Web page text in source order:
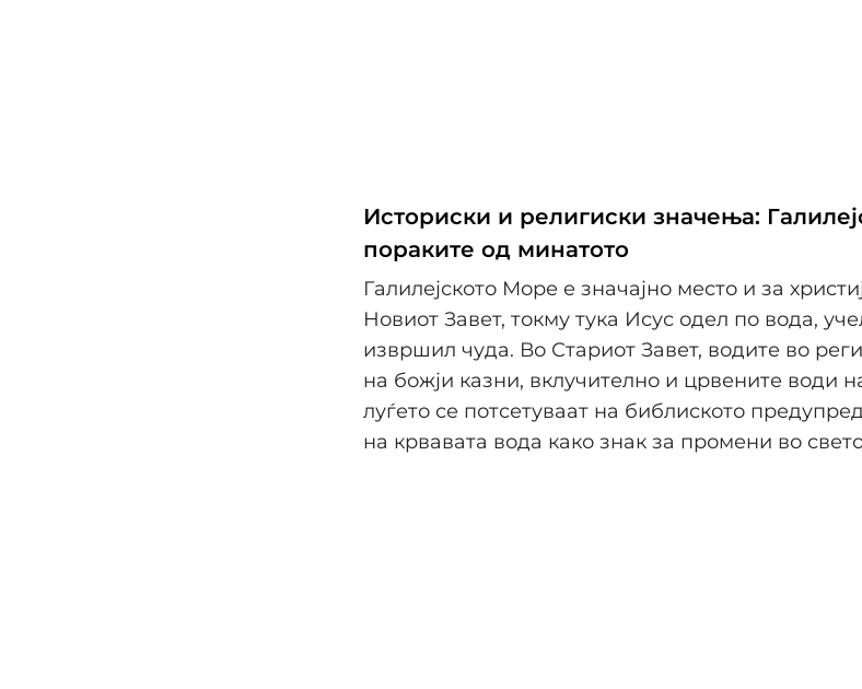
Историски и религиски значења:
пораките од минатото
Галилејското Море е значајно место и за
Новиот Завет, токму тука Исус одел по вода,
извршил чуда. Во Стариот Завет, водите во
на божји казни, вклучително и црвените води
луѓето се потсетуваат на библиското
на крвавата вода како знак за промени во